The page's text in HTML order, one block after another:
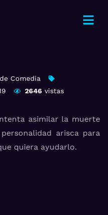
Comedia
2646 vistas
asimilar la muerte
arisca para
quiera ayudarlo.